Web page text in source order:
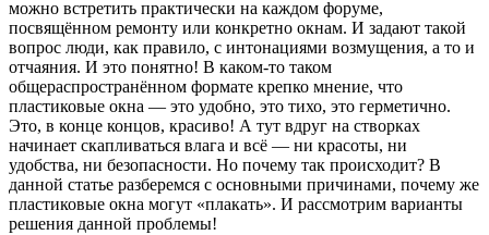
можно встретить практически на каждом форуме,
посвящённом ремонту или конкретно окнам. И задают такой
вопрос люди, как правило, с интонациями возмущения, а то и
отчаяния. И это понятно! В каком-то таком
общераспространённом формате крепко мнение, что
пластиковые окна — это удобно, это тихо, это герметично.
Это, в конце концов, красиво! А тут вдруг на створках
начинает скапливаться влага и всё — ни красоты, ни
удобства, ни безопасности. Но почему так происходит? В
данной статье разберемся с основными причинами, почему же
пластиковые окна могут «плакать». И рассмотрим варианты
решения данной проблемы!